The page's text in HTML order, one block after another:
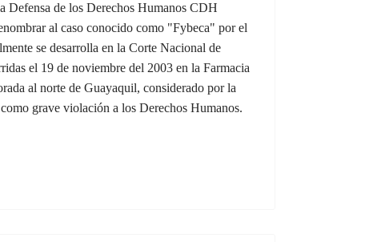
Defensa de los Derechos Humanos CDH
al caso conocido como "Fybeca" por el
se desarrolla en la Corte Nacional de
el 19 de noviembre del 2003 en la Farmacia
al norte de Guayaquil, considerado por la
grave violación a los Derechos Humanos.